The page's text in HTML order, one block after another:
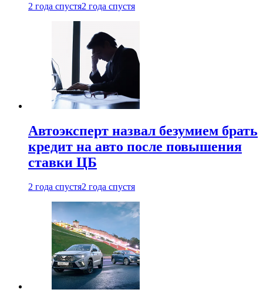
2 года спустя2 года спустя
Автоэксперт назвал безумием брать
кредит на авто после повышения
ставки ЦБ
2 года спустя2 года спустя